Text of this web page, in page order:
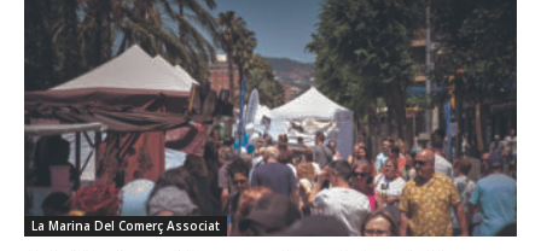
La Marina Del Comerç Associat